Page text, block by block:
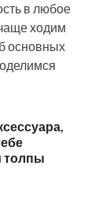
в любое
ходим
основных
толпы